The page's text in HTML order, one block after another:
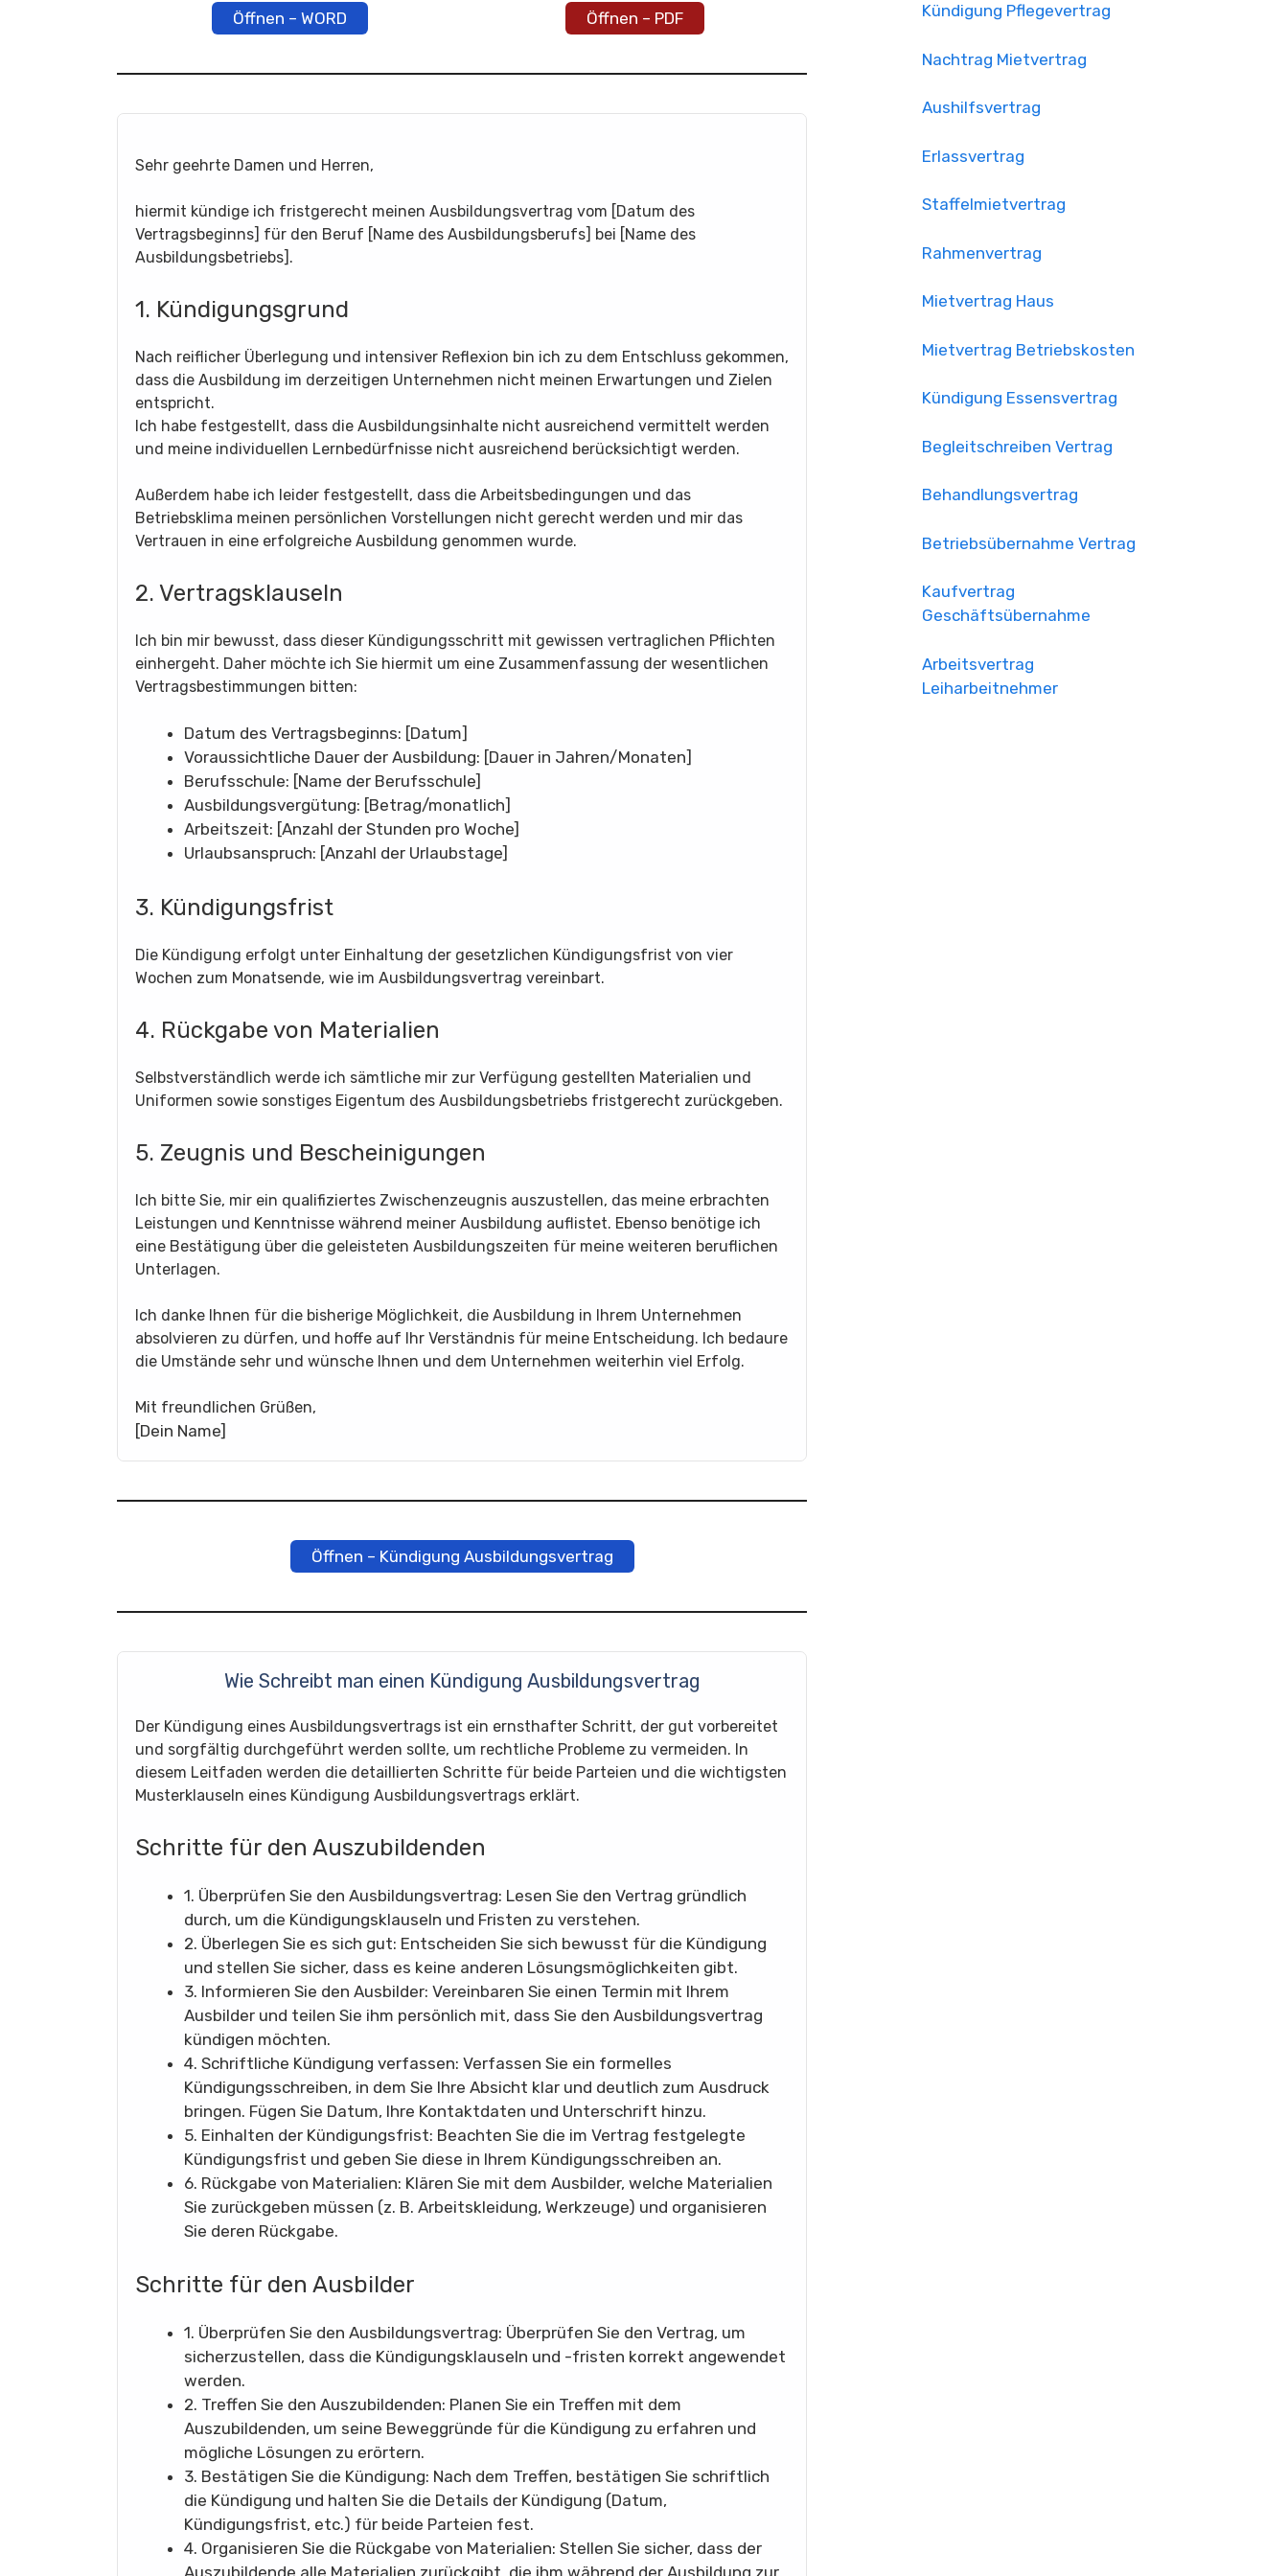
Öffnen – WORD Öffnen – PDF
Sehr geehrte Damen und Herren,
hiermit kündige ich fristgerecht meinen Ausbildungsvertrag vom [Datum des
Vertragsbeginns] für den Beruf [Name des Ausbildungsberufs] bei [Name des
Ausbildungsbetriebs].
1. Kündigungsgrund
Nach reiflicher Überlegung und intensiver Reflexion bin ich zu dem Entschluss gekommen,
dass die Ausbildung im derzeitigen Unternehmen nicht meinen Erwartungen und Zielen
entspricht.
Ich habe festgestellt, dass die Ausbildungsinhalte nicht ausreichend vermittelt werden
und meine individuellen Lernbedürfnisse nicht ausreichend berücksichtigt werden.
Außerdem habe ich leider festgestellt, dass die Arbeitsbedingungen und das
Betriebsklima meinen persönlichen Vorstellungen nicht gerecht werden und mir das
Vertrauen in eine erfolgreiche Ausbildung genommen wurde.
2. Vertragsklauseln
Ich bin mir bewusst, dass dieser Kündigungsschritt mit gewissen vertraglichen Pflichten
einhergeht. Daher möchte ich Sie hiermit um eine Zusammenfassung der wesentlichen
Vertragsbestimmungen bitten:
Datum des Vertragsbeginns: [Datum]
Voraussichtliche Dauer der Ausbildung: [Dauer in Jahren/Monaten]
Berufsschule: [Name der Berufsschule]
Ausbildungsvergütung: [Betrag/monatlich]
Arbeitszeit: [Anzahl der Stunden pro Woche]
Urlaubsanspruch: [Anzahl der Urlaubstage]
3. Kündigungsfrist
Die Kündigung erfolgt unter Einhaltung der gesetzlichen Kündigungsfrist von vier
Wochen zum Monatsende, wie im Ausbildungsvertrag vereinbart.
4. Rückgabe von Materialien
Selbstverständlich werde ich sämtliche mir zur Verfügung gestellten Materialien und
Uniformen sowie sonstiges Eigentum des Ausbildungsbetriebs fristgerecht zurückgeben.
5. Zeugnis und Bescheinigungen
Ich bitte Sie, mir ein qualifiziertes Zwischenzeugnis auszustellen, das meine erbrachten
Leistungen und Kenntnisse während meiner Ausbildung auflistet. Ebenso benötige ich
eine Bestätigung über die geleisteten Ausbildungszeiten für meine weiteren beruflichen
Unterlagen.
Ich danke Ihnen für die bisherige Möglichkeit, die Ausbildung in Ihrem Unternehmen
absolvieren zu dürfen, und hoffe auf Ihr Verständnis für meine Entscheidung. Ich bedaure
die Umstände sehr und wünsche Ihnen und dem Unternehmen weiterhin viel Erfolg.
Mit freundlichen Grüßen,
[Dein Name]
Öffnen – Kündigung Ausbildungsvertrag
Wie Schreibt man einen Kündigung Ausbildungsvertrag
Der Kündigung eines Ausbildungsvertrags ist ein ernsthafter Schritt, der gut vorbereitet
und sorgfältig durchgeführt werden sollte, um rechtliche Probleme zu vermeiden. In
diesem Leitfaden werden die detaillierten Schritte für beide Parteien und die wichtigsten
Musterklauseln eines Kündigung Ausbildungsvertrags erklärt.
Schritte für den Auszubildenden
1. Überprüfen Sie den Ausbildungsvertrag: Lesen Sie den Vertrag gründlich
durch, um die Kündigungsklauseln und Fristen zu verstehen.
2. Überlegen Sie es sich gut: Entscheiden Sie sich bewusst für die Kündigung
und stellen Sie sicher, dass es keine anderen Lösungsmöglichkeiten gibt.
3. Informieren Sie den Ausbilder: Vereinbaren Sie einen Termin mit Ihrem
Ausbilder und teilen Sie ihm persönlich mit, dass Sie den Ausbildungsvertrag
kündigen möchten.
4. Schriftliche Kündigung verfassen: Verfassen Sie ein formelles
Kündigungsschreiben, in dem Sie Ihre Absicht klar und deutlich zum Ausdruck
bringen. Fügen Sie Datum, Ihre Kontaktdaten und Unterschrift hinzu.
5. Einhalten der Kündigungsfrist: Beachten Sie die im Vertrag festgelegte
Kündigungsfrist und geben Sie diese in Ihrem Kündigungsschreiben an.
6. Rückgabe von Materialien: Klären Sie mit dem Ausbilder, welche Materialien
Sie zurückgeben müssen (z. B. Arbeitskleidung, Werkzeuge) und organisieren
Sie deren Rückgabe.
Schritte für den Ausbilder
1. Überprüfen Sie den Ausbildungsvertrag: Überprüfen Sie den Vertrag, um
sicherzustellen, dass die Kündigungsklauseln und -fristen korrekt angewendet
werden.
2. Treffen Sie den Auszubildenden: Planen Sie ein Treffen mit dem
Auszubildenden, um seine Beweggründe für die Kündigung zu erfahren und
mögliche Lösungen zu erörtern.
3. Bestätigen Sie die Kündigung: Nach dem Treffen, bestätigen Sie schriftlich
die Kündigung und halten Sie die Details der Kündigung (Datum,
Kündigungsfrist, etc.) für beide Parteien fest.
4. Organisieren Sie die Rückgabe von Materialien: Stellen Sie sicher, dass der
Kündigung Pflegevertrag
Nachtrag Mietvertrag
Aushilfsvertrag
Erlassvertrag
Staffelmietvertrag
Rahmenvertrag
Mietvertrag Haus
Mietvertrag Betriebskosten
Kündigung Essensvertrag
Begleitschreiben Vertrag
Behandlungsvertrag
Betriebsübernahme Vertrag
Kaufvertrag
Geschäftsübernahme
Arbeitsvertrag
Leiharbeitnehmer